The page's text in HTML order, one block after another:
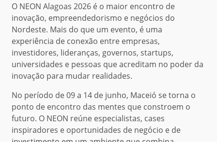
O NEON Alagoas 2026 é o maior encontro de
inovação, empreendedorismo e negócios do
Nordeste. Mais do que um evento, é uma
experiência de conexão entre empresas,
investidores, lideranças, governos, startups,
universidades e pessoas que acreditam no poder da
inovação para mudar realidades.
No período de 09 a 14 de junho, Maceió se torna o
ponto de encontro das mentes que constroem o
futuro. O NEON reúne especialistas, cases
inspiradores e oportunidades de negócio e de